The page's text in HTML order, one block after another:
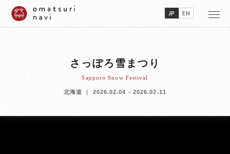
JP EN
さっぽろ雪まつり
Sapporo Snow Festival
北海道 2026.02.04 - 2026.02.11